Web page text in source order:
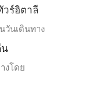
วร์อิตาลี
วันเดินทาง
งโดย